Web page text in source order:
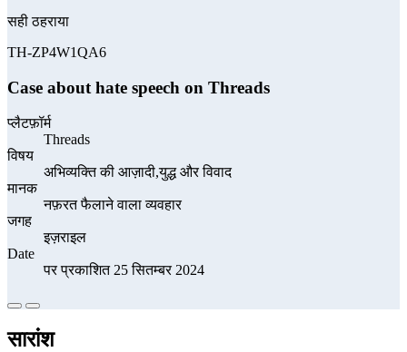
सही ठहराया
TH-ZP4W1QA6
Case about hate speech on Threads
प्लैटफ़ॉर्म
Threads
विषय
अभिव्यक्ति की आज़ादी,युद्ध और विवाद
मानक
नफ़रत फैलाने वाला व्यवहार
जगह
इज़राइल
Date
पर प्रकाशित 25 सितम्बर 2024
सारांश